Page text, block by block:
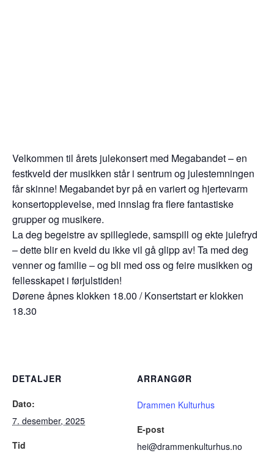
Velkommen til årets julekonsert med Megabandet – en
festkveld der musikken står i sentrum og julestemningen
får skinne! Megabandet byr på en variert og hjertevarm
konsertopplevelse, med innslag fra flere fantastiske
grupper og musikere.
La deg begeistre av spilleglede, samspill og ekte julefryd
– dette blir en kveld du ikke vil gå glipp av! Ta med deg
venner og familie – og bli med oss og feire musikken og
fellesskapet i førjulstiden!
Dørene åpnes klokken 18.00 / Konsertstart er klokken
18.30
DETALJER
Dato:
7. desember, 2025
Tid
ARRANGØR
Drammen Kulturhus
E-post
hei@drammenkulturhus.no